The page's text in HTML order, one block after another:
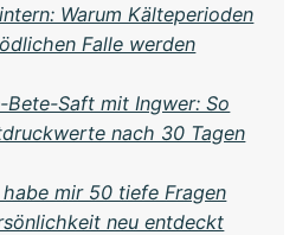
Warum Kälteperioden
Falle werden
Bete-Saft mit Ingwer: So
nach 30 Tagen
mir 50 tiefe Fragen
neu entdeckt